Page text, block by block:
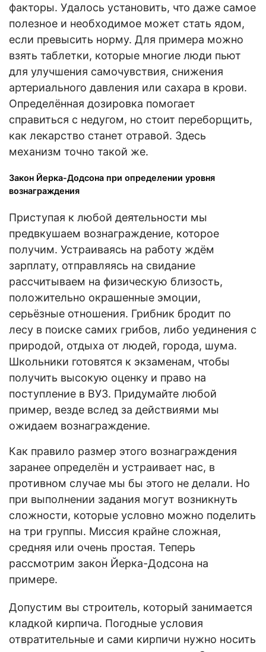
факторы. Удалось установить, что даже самое
полезное и необходимое может стать ядом,
если превысить норму. Для примера можно
взять таблетки, которые многие люди пьют
для улучшения самочувствия, снижения
артериального давления или сахара в крови.
Определённая дозировка помогает
справиться с недугом, но стоит переборщить,
как лекарство станет отравой. Здесь
механизм точно такой же.
Закон Йерка-Додсона при определении уровня
вознаграждения
Приступая к любой деятельности мы
предвкушаем вознаграждение, которое
получим. Устраиваясь на работу ждём
зарплату, отправляясь на свидание
рассчитываем на физическую близость,
положительно окрашенные эмоции,
серьёзные отношения. Грибник бродит по
лесу в поиске самих грибов, либо уединения с
природой, отдыха от людей, города, шума.
Школьники готовятся к экзаменам, чтобы
получить высокую оценку и право на
поступление в ВУЗ. Придумайте любой
пример, везде вслед за действиями мы
ожидаем вознаграждение.
Как правило размер этого вознаграждения
заранее определён и устраивает нас, в
противном случае мы бы этого не делали. Но
при выполнении задания могут возникнуть
сложности, которые условно можно поделить
на три группы. Миссия крайне сложная,
средняя или очень простая. Теперь
рассмотрим закон Йерка-Додсона на
примере.
Допустим вы строитель, который занимается
кладкой кирпича. Погодные условия
отвратительные и сами кирпичи нужно носить